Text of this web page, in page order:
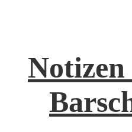
Notizen